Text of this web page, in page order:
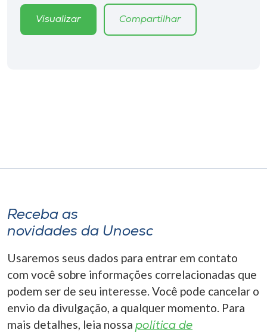
Rádio
A+
A-
Visualizar Compartilhar
Receba as
novidades da Unoesc
Usaremos seus dados para entrar em contato
com você sobre informações correlacionadas que
podem ser de seu interesse. Você pode cancelar o
envio da divulgação, a qualquer momento. Para
mais detalhes, leia nossa política de